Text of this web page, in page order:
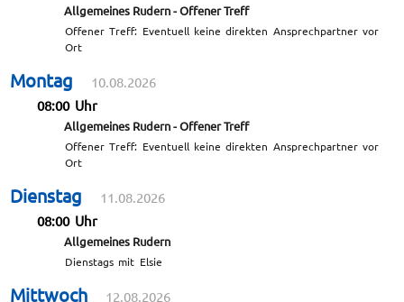
Allgemeines Rudern - Offener Treff
Offener Treff: Eventuell keine direkten Ansprechpartner vor
Ort
Montag
10.08.2026
08:00 Uhr
Allgemeines Rudern - Offener Treff
Offener Treff: Eventuell keine direkten Ansprechpartner vor
Ort
Dienstag
11.08.2026
08:00 Uhr
Allgemeines Rudern
Dienstags mit Elsie
Mittwoch
12.08.2026